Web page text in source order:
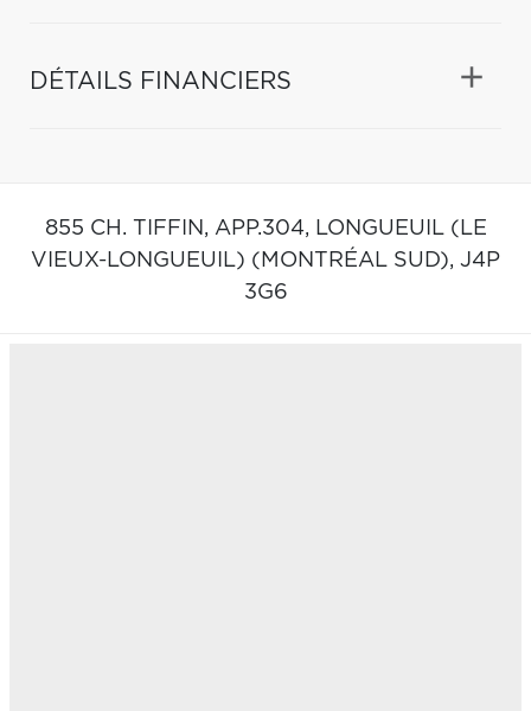
DÉTAILS FINANCIERS
855 CH. TIFFIN, APP.304, LONGUEUIL (LE
VIEUX-LONGUEUIL) (MONTRÉAL SUD), J4P
3G6